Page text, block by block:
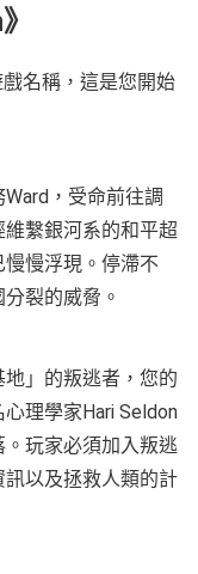
名稱，這是您開始
，受命前往調
繫銀河系的和平超
慢浮現。停滯不
裂的威脅。
」的叛逃者，您的
理學家Hari Seldon
玩家必須加入叛逃
以及拯救人類的計